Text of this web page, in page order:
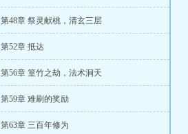
第48章 祭灵献桃，清玄三层
第52章 抵达
第56章 篁竹之劫，法术洞天
第59章 难刷的奖励
第63章 三百年修为